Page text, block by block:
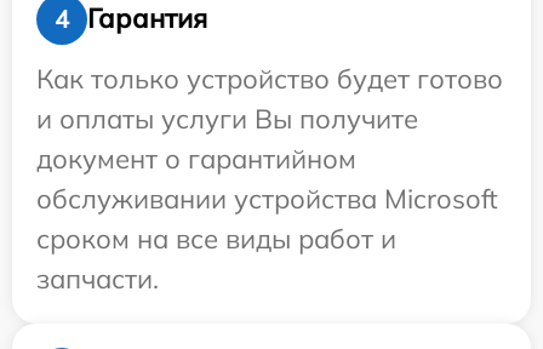
4
Гарантия
Как только устройство будет готово
и оплаты услуги Вы получите
документ о гарантийном
обслуживании устройства Microsoft
сроком на все виды работ и
запчасти.